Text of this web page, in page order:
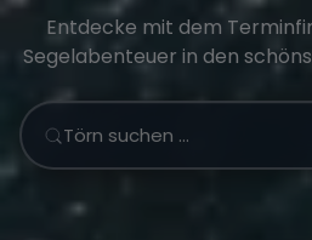
Entdecke mit dem
Segelabenteuer in den
Törn suchen …